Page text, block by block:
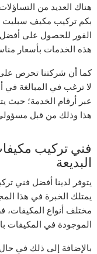
هناك العديد من
بكم تركيب مكيف سبليت
الفور للحصول على أفضل
هذه الخدمات بأسعار
كما أن شركتنا تحرص
لا ترغب في المبالغة في
عبر أرقام الخدمة؛ حيث
هذا وذلك من قبل
فني تركيب
البديعة
يتوفر لدينا أفضل فني
يمتلك الخبرة في هذا
مختلف أنواع المكيفات،
الموجودة في المكيفات
بالإضافة إلى ذلك في